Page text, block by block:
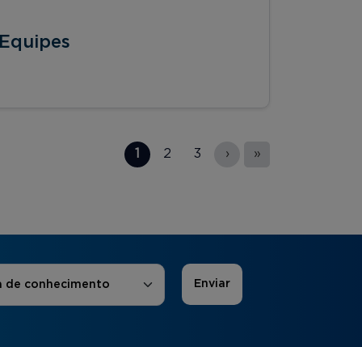
1 2 3 › »
de conhecimento